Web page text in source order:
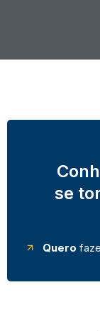
se
Quero